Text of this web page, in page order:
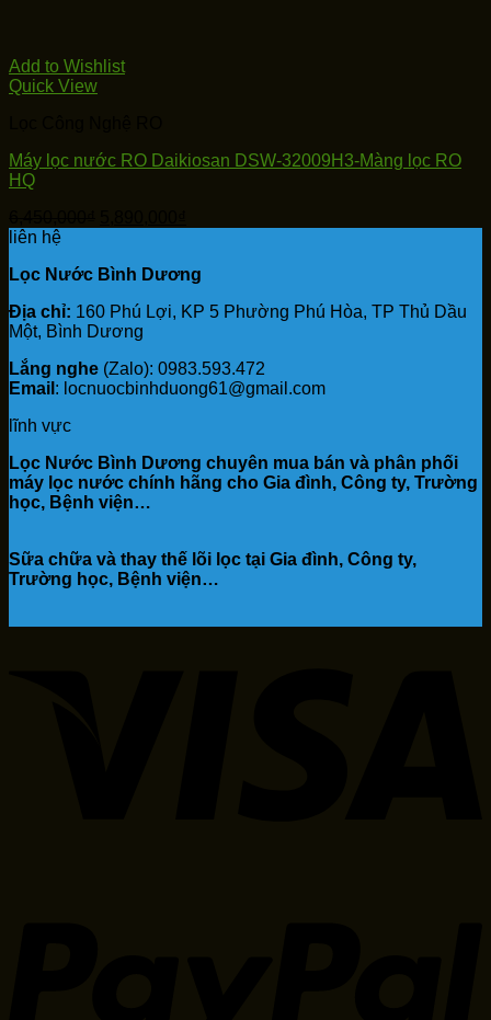
Add to Wishlist
Quick View
Máy lọc nước RO Daikiosan DSW-32009H3-Màng lọc RO
HQ
6,450,000₫.là:
liên hệ
Lọc Nước Bình Dương
Địa chỉ: 160 Phú Lợi, KP 5 Phường Phú Hòa, TP Thủ Dầu
Một, Bình Dương
Lắng nghe (Zalo): 0983.593.472
Email : locnuocbinhduong61@gmail.com
lĩnh vực
Lọc Nước Bình Dương chuyên mua bán và phân phối
máy lọc nước chính hãng cho Gia đình, Công ty, Trường
học, Bệnh viện…
Sữa chữa và thay thế lõi lọc tại Gia đình, Công ty,
Trường học, Bệnh viện…